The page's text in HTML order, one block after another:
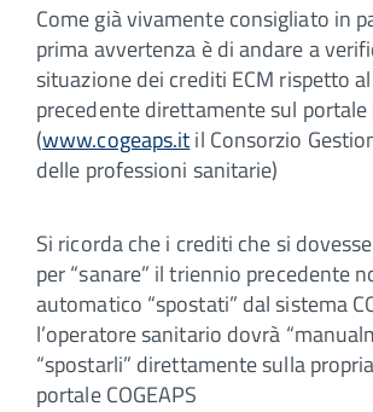
Come già vivamente consigliato in
prima avvertenza è di andare a
situazione dei crediti ECM rispetto
precedente direttamente sul portale
(www.cogeaps.itil Consorzio
delle professioni sanitarie)
Si ricorda che i crediti che si
per “sanare” il triennio precedente
automatico “spostati” dal sistema
l’operatore sanitario dovrà
“spostarli” direttamente sulla
portale COGEAPS